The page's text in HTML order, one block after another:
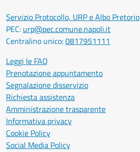
Servizio Protocollo, URP e Albo Pretorio
PEC: urp@pec.comune.napoli.it
Centralino unico:0817951111
Leggi le FAQ
Prenotazione appuntamento
Segnalazione disservizio
Richiesta assistenza
Amministrazione trasparente
Informativa privacy
Cookie Policy
Social Media Policy